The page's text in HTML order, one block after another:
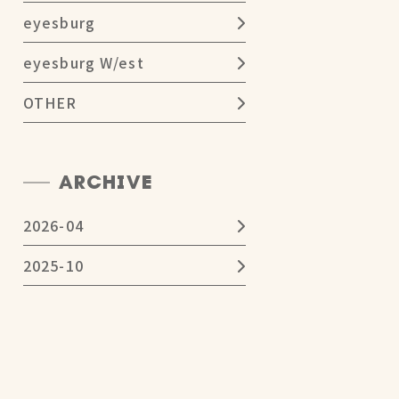
eyesburg
eyesburg W/est
OTHER
ARCHIVE
2026-04
2025-10